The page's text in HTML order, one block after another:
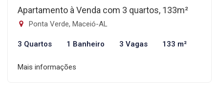
Apartamento à Venda com 3 quartos, 133m²
Ponta Verde, Maceió-AL
3 Quartos 1 Banheiro 3 Vagas 133 m²
Mais informações